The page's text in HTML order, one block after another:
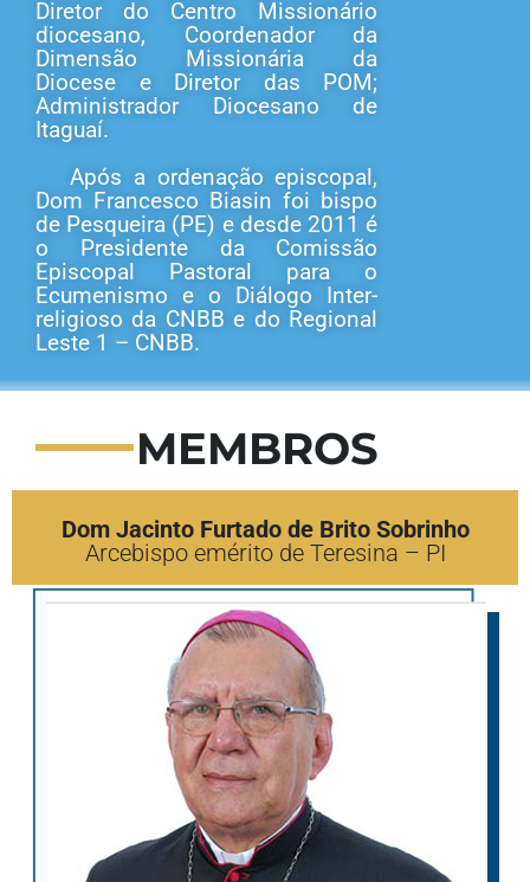
Diretor do Centro Missionário
diocesano, Coordenador da
Dimensão Missionária da
Diocese e Diretor das POM;
Administrador Diocesano de
Itaguaí.
Após a ordenação episcopal,
Dom Francesco Biasin foi bispo
de Pesqueira (PE) e desde 2011 é
o Presidente da Comissão
Episcopal Pastoral para o
Ecumenismo e o Diálogo Inter-
religioso da CNBB e do Regional
Leste 1 – CNBB.
MEMBROS
Dom Jacinto Furtado de Brito Sobrinho
Arcebispo emérito de Teresina – PI